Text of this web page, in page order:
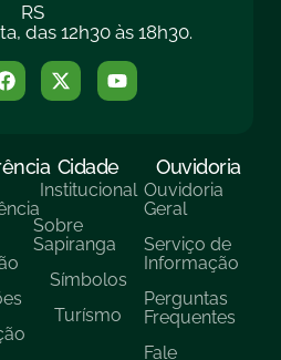
RS
das 12h30 às 18h30.
Cidade
Institucional
Sobre
Sapiranga
Símbolos
Turísmo
Ouvidoria
Ouvidoria
Geral
Serviço de
Informação
Perguntas
Frequentes
Fale